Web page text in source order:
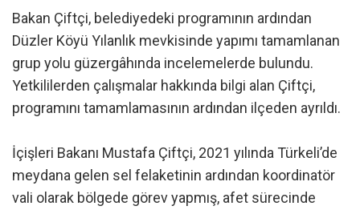
Bakan Çiftçi, belediyedeki programının ardından
Düzler Köyü Yılanlık mevkisinde yapımı tamamlanan
grup yolu güzergâhında incelemelerde bulundu.
Yetkililerden çalışmalar hakkında bilgi alan Çiftçi,
programını tamamlamasının ardından ilçeden ayrıldı.
İçişleri Bakanı Mustafa Çiftçi, 2021 yılında Türkeli’de
meydana gelen sel felaketinin ardından koordinatör
vali olarak bölgede görev yapmış, afet sürecinde